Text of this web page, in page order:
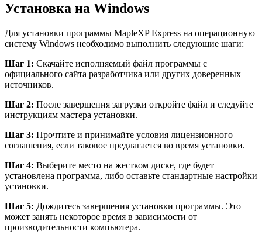
Установка на Windows
Для установки программы MapleXP Express на операционную
систему Windows необходимо выполнить следующие шаги:
Шаг 1: Скачайте исполняемый файл программы с
официального сайта разработчика или других доверенных
источников.
Шаг 2: После завершения загрузки откройте файл и следуйте
инструкциям мастера установки.
Шаг 3: Прочтите и принимайте условия лицензионного
соглашения, если таковое предлагается во время установки.
Шаг 4: Выберите место на жестком диске, где будет
установлена программа, либо оставьте стандартные настройки
установки.
Шаг 5: Дождитесь завершения установки программы. Это
может занять некоторое время в зависимости от
производительности компьютера.